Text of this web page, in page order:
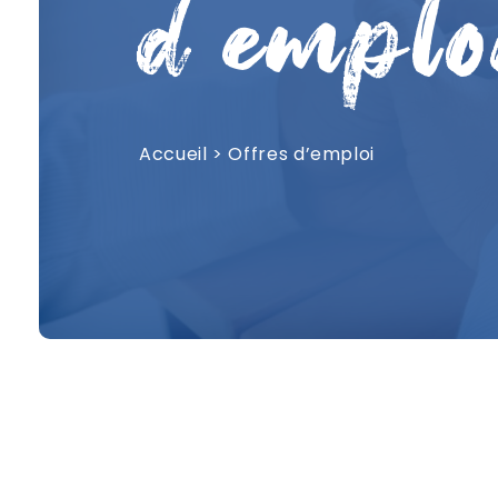
Accueil >Offres d’emploi